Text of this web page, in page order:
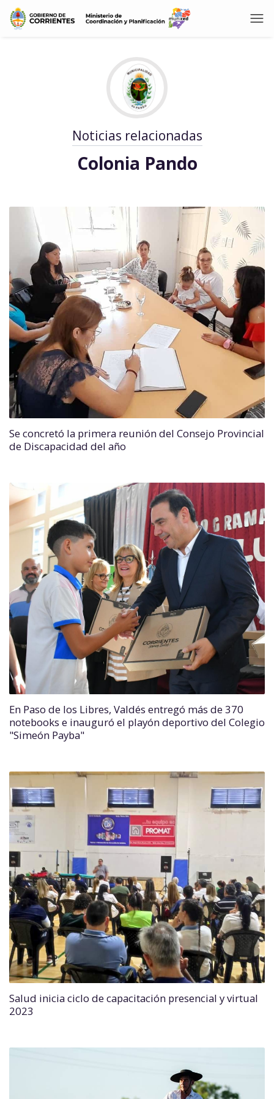
Noticias relacionadas
Colonia Pando
Se concretó la primera reunión del Consejo Provincial
de Discapacidad del año
En Paso de los Libres, Valdés entregó más de 370
notebooks e inauguró el playón deportivo del Colegio
"Simeón Payba"
Salud inicia ciclo de capacitación presencial y virtual
2023